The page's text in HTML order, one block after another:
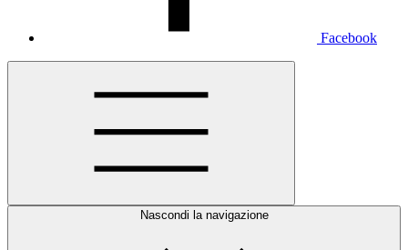
Facebook
Nascondi la navigazione